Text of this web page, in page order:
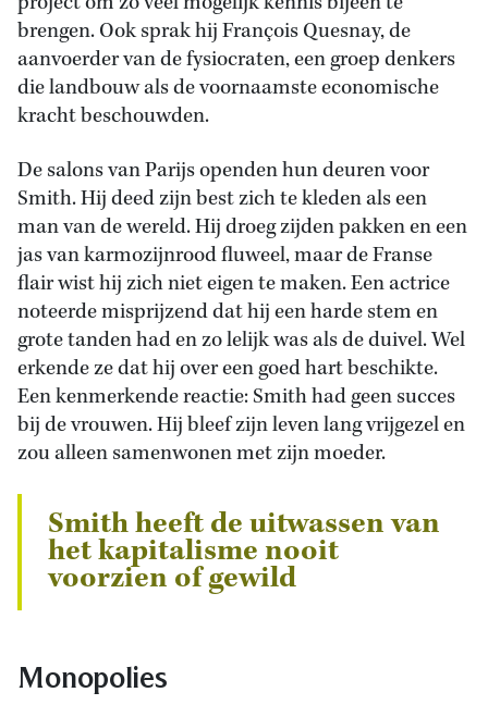
brengen. Ook sprak hij François Quesnay, de
aanvoerder van de fysiocraten, een groep denkers
die landbouw als de voornaamste economische
kracht beschouwden.
De salons van Parijs openden hun deuren voor
Smith. Hij deed zijn best zich te kleden als een
man van de wereld. Hij droeg zijden pakken en een
jas van karmozijnrood fluweel, maar de Franse
flair wist hij zich niet eigen te maken. Een actrice
noteerde misprijzend dat hij een harde stem en
grote tanden had en zo lelijk was als de duivel. Wel
erkende ze dat hij over een goed hart beschikte.
Een kenmerkende reactie: Smith had geen succes
bij de vrouwen. Hij bleef zijn leven lang vrijgezel en
zou alleen samenwonen met zijn moeder.
Smith heeft de uitwassen van
het kapitalisme nooit
voorzien of gewild
Monopolies